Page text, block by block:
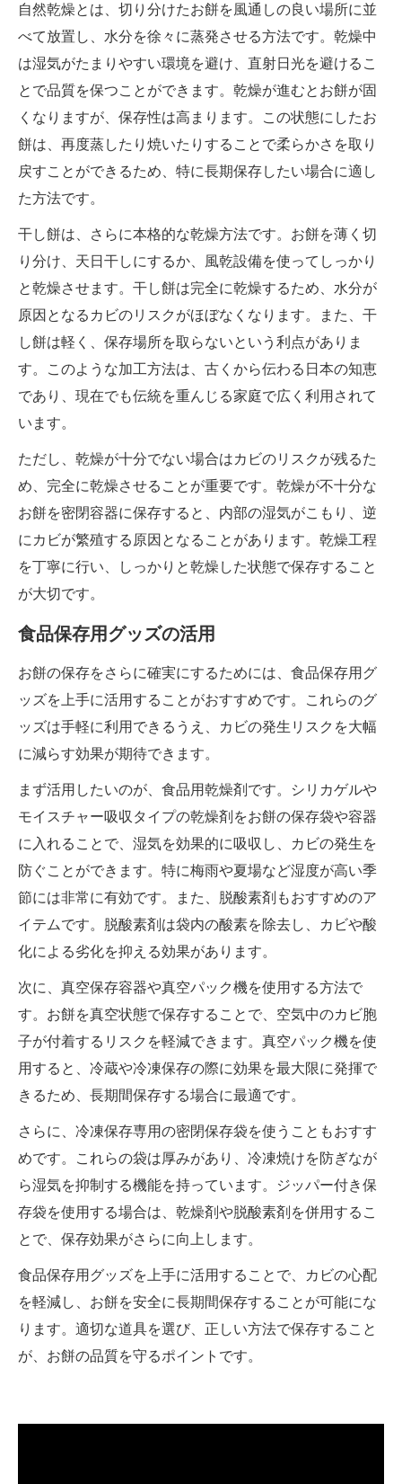
自然乾燥とは、切り分けたお餅を風通しの良い場所に並
べて放置し、水分を徐々に蒸発させる方法です。乾燥中
は湿気がたまりやすい環境を避け、直射日光を避けるこ
とで品質を保つことができます。乾燥が進むとお餅が固
くなりますが、保存性は高まります。この状態にしたお
餅は、再度蒸したり焼いたりすることで柔らかさを取り
戻すことができるため、特に長期保存したい場合に適し
た方法です。
干し餅は、さらに本格的な乾燥方法です。お餅を薄く切
り分け、天日干しにするか、風乾設備を使ってしっかり
と乾燥させます。干し餅は完全に乾燥するため、水分が
原因となるカビのリスクがほぼなくなります。また、干
し餅は軽く、保存場所を取らないという利点がありま
す。このような加工方法は、古くから伝わる日本の知恵
であり、現在でも伝統を重んじる家庭で広く利用されて
います。
ただし、乾燥が十分でない場合はカビのリスクが残るた
め、完全に乾燥させることが重要です。乾燥が不十分な
お餅を密閉容器に保存すると、内部の湿気がこもり、逆
にカビが繁殖する原因となることがあります。乾燥工程
を丁寧に行い、しっかりと乾燥した状態で保存すること
が大切です。
食品保存用グッズの活用
お餅の保存をさらに確実にするためには、食品保存用グ
ッズを上手に活用することがおすすめです。これらのグ
ッズは手軽に利用できるうえ、カビの発生リスクを大幅
に減らす効果が期待できます。
まず活用したいのが、食品用乾燥剤です。シリカゲルや
モイスチャー吸収タイプの乾燥剤をお餅の保存袋や容器
に入れることで、湿気を効果的に吸収し、カビの発生を
防ぐことができます。特に梅雨や夏場など湿度が高い季
節には非常に有効です。また、脱酸素剤もおすすめのア
イテムです。脱酸素剤は袋内の酸素を除去し、カビや酸
化による劣化を抑える効果があります。
次に、真空保存容器や真空パック機を使用する方法で
す。お餅を真空状態で保存することで、空気中のカビ胞
子が付着するリスクを軽減できます。真空パック機を使
用すると、冷蔵や冷凍保存の際に効果を最大限に発揮で
きるため、長期間保存する場合に最適です。
さらに、冷凍保存専用の密閉保存袋を使うこともおすす
めです。これらの袋は厚みがあり、冷凍焼けを防ぎなが
ら湿気を抑制する機能を持っています。ジッパー付き保
存袋を使用する場合は、乾燥剤や脱酸素剤を併用するこ
とで、保存効果がさらに向上します。
食品保存用グッズを上手に活用することで、カビの心配
を軽減し、お餅を安全に長期間保存することが可能にな
ります。適切な道具を選び、正しい方法で保存すること
が、お餅の品質を守るポイントです。